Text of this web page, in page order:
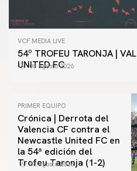
VCF MEDIA LIVE
54º TROFEU TARONJA |
UNITED FC
08 agosto 2026
PRIMER EQUIPO
Crónica | Derrota del
Valencia CF contra el
Newcastle United FC en
la 54ª edición del
Trofeu Taronja (1-2)
08 agosto 2026